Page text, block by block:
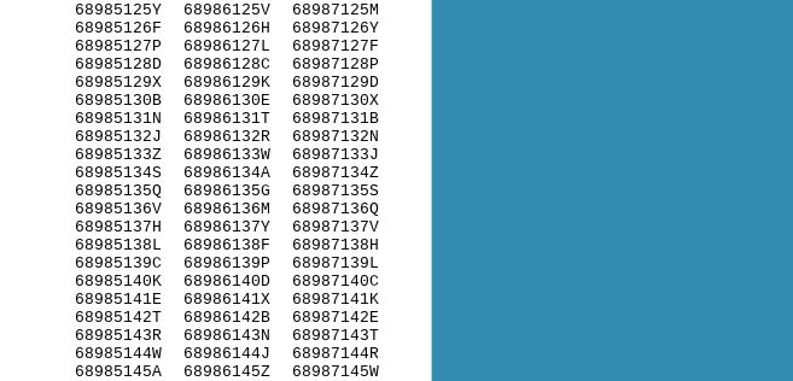
68985125Y
68985126F
68985127P
68985128D
68985129X
68985130B
68985131N
68985132J
68985133Z
68985134S
68985135Q
68985136V
68985137H
68985138L
68985139C
68985140K
68985141E
68985142T
68985143R
68985144W
68985145A
68986125V
68986126H
68986127L
68986128C
68986129K
68986130E
68986131T
68986132R
68986133W
68986134A
68986135G
68986136M
68986137Y
68986138F
68986139P
68986140D
68986141X
68986142B
68986143N
68986144J
68986145Z
68987125M
68987126Y
68987127F
68987128P
68987129D
68987130X
68987131B
68987132N
68987133J
68987134Z
68987135S
68987136Q
68987137V
68987138H
68987139L
68987140C
68987141K
68987142E
68987143T
68987144R
68987145W